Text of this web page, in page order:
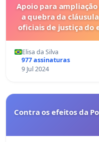
Apoio para
a quebra da
oficiais de justiça do
Elisa da Silva
977 assinaturas
9 Jul 2024
Contra os efeitos da